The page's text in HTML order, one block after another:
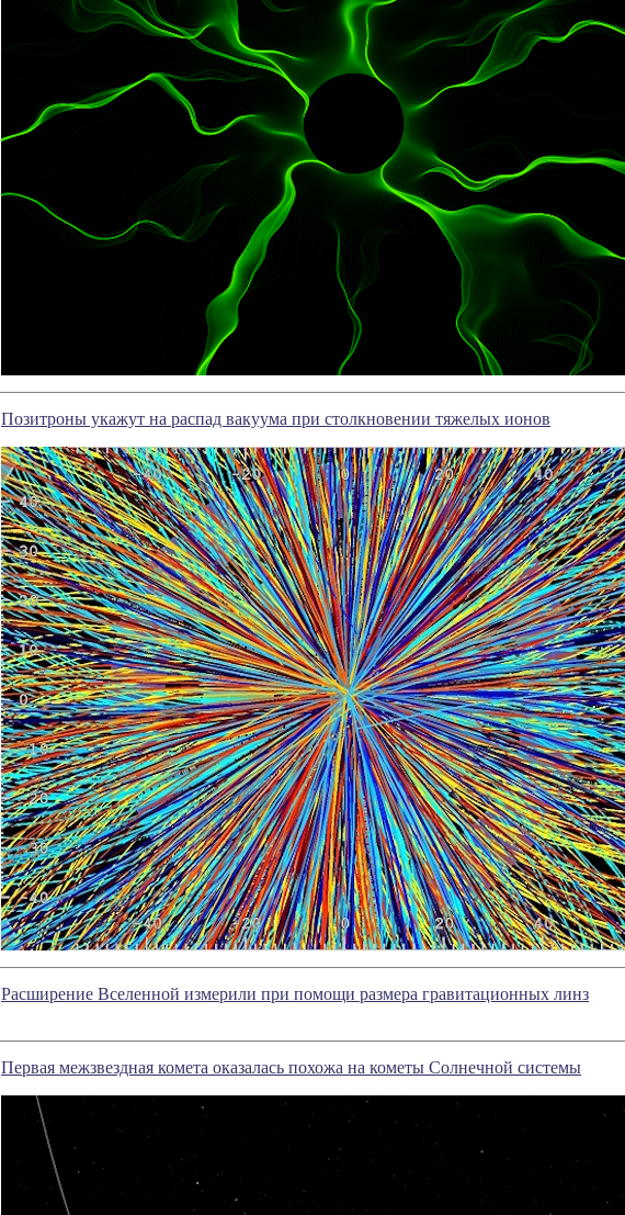
Позитроны укажут на распад вакуума при столкновении тяжелых ионов
Расширение Вселенной измерили при помощи размера гравитационных линз
Первая межзвездная комета оказалась похожа на кометы Солнечной системы